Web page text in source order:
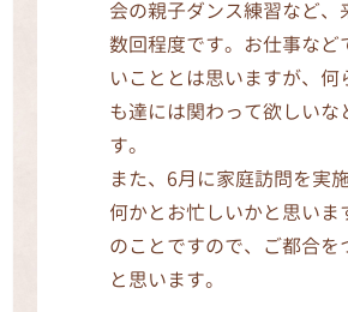
会の親子ダンス練習など、
数回程度です。お仕事など
いこととは思いますが、何
も達には関わって欲しいな
す。
また、6月に家庭訪問を実
何かとお忙しいかと思いま
のことですので、ご都合を
と思います。